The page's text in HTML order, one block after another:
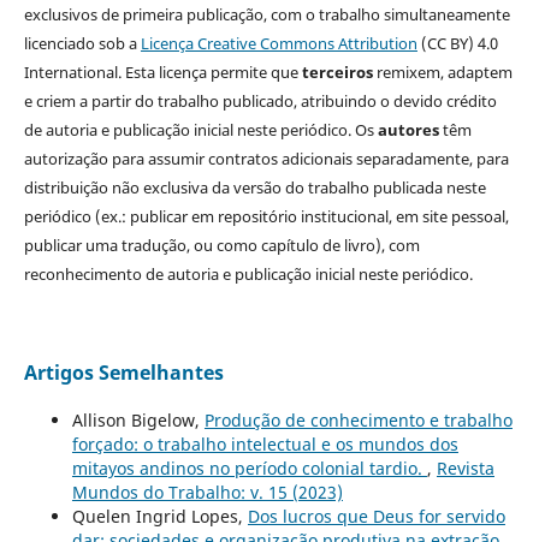
exclusivos de primeira publicação, com o trabalho simultaneamente
licenciado sob a Licença Creative Commons Attribution (CC BY) 4.0
International. Esta licença permite queterceirosremixem, adaptem
e criem a partir do trabalho publicado, atribuindo o devido crédito
de autoria e publicação inicial neste periódico. Osautorestêm
autorização para assumir contratos adicionais separadamente, para
distribuição não exclusiva da versão do trabalho publicada neste
periódico (ex.: publicar em repositório institucional, em site pessoal,
publicar uma tradução, ou como capítulo de livro), com
reconhecimento de autoria e publicação inicial neste periódico.
Artigos Semelhantes
Allison Bigelow, Produção de conhecimento e trabalho
forçado: o trabalho intelectual e os mundos dos
mitayos andinos no período colonial tardio. , Revista
Mundos do Trabalho: v. 15 (2023)
Quelen Ingrid Lopes, Dos lucros que Deus for servido